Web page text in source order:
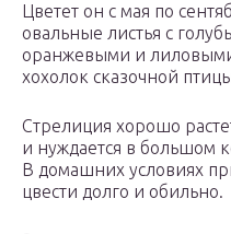
Цветет он с мая по
овальные листья с
оранжевыми и
хохолок сказочной
Стрелиция хорошо
и нуждается в большом
В домашних условиях
цвести долго и обильно.